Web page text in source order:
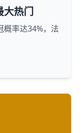
热门
概率达34%，法